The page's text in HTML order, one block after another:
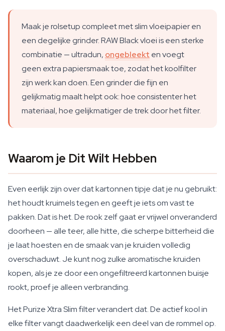
Maak je rolsetup compleet met slim vloeipapier en
een degelijke grinder. RAW Black vloei is een sterke
combinatie — ultradun, ongebleekt en voegt
geen extra papiersmaak toe, zodat het koolfilter
zijn werk kan doen. Een grinder die fijn en
gelijkmatig maalt helpt ook: hoe consistenter het
materiaal, hoe gelijkmatiger de trek door het filter.
Waarom je Dit Wilt Hebben
Even eerlijk zijn over dat kartonnen tipje dat je nu gebruikt:
het houdt kruimels tegen en geeft je iets om vast te
pakken. Dat is het. De rook zelf gaat er vrijwel onveranderd
doorheen — alle teer, alle hitte, die scherpe bitterheid die
je laat hoesten en de smaak van je kruiden volledig
overschaduwt. Je kunt nog zulke aromatische kruiden
kopen, als je ze door een ongefiltreerd kartonnen buisje
rookt, proef je alleen verbranding.
Het Purize Xtra Slim filter verandert dat. De actief kool in
elke filter vangt daadwerkelijk een deel van de rommel op.